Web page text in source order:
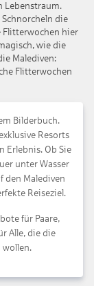
Lebenstraum.
Schnorcheln die
Flitterwochen hier
wie die
Malediven:
Flitterwochen
Bilderbuch.
Resorts
Erlebnis. Ob Sie
unter Wasser
den Malediven
Reiseziel.
für Paare,
Alle, die die
wollen.